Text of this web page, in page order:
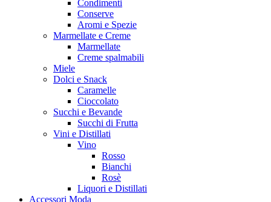
Condimenti
Conserve
Aromi e Spezie
Marmellate e Creme
Marmellate
Creme spalmabili
Miele
Dolci e Snack
Caramelle
Cioccolato
Succhi e Bevande
Succhi di Frutta
Vini e Distillati
Vino
Rosso
Bianchi
Rosè
Liquori e Distillati
Accessori Moda